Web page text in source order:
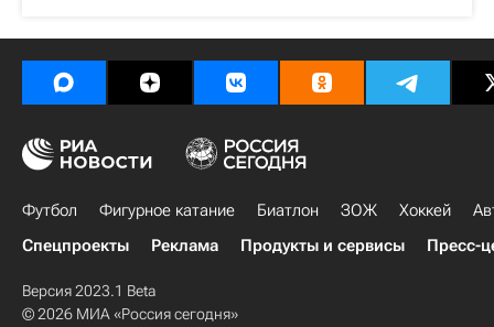
Футбол Фигурное катание Биатлон ЗОЖ Хоккей
Спецпроекты
Реклама Продукты и сервисы Пресс-
Версия 2023.1 Beta
© 2026 МИА «Россия сегодня»